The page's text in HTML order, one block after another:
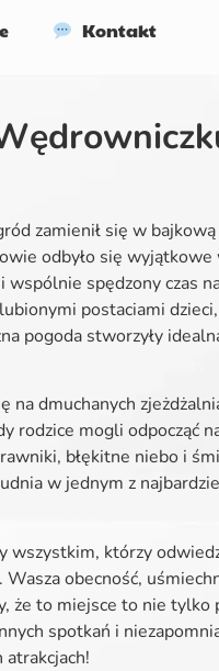
Kontakt
zamienił się w
odbyło się
i wspólnie spędzony czas
postaciami
pogoda stworzyły
na dmuchanych
rodzice mogli odpocząć
błękitne niebo i
w jednym z
wszystkim, którzy
Wasza obecność,
że to miejsce to nie tylko
spotkań i
atrakcjach!